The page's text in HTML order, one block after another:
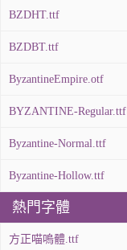
BZDHT.ttf
BZDBT.ttf
ByzantineEmpire.otf
BYZANTINE-Regular.ttf
Byzantine-Normal.ttf
Byzantine-Hollow.ttf
熱門字體
方正喵嗚體.ttf